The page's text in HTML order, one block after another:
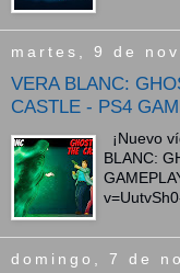
martes, 9 de
VERA BLANC:
CASTLE - PS4
¡Nuevo
BLANC:
domingo, 7 de